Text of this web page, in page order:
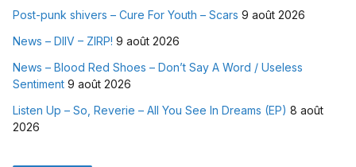
Post-punk shivers – Cure For Youth – Scars 9 août 2026
News – DIIV – ZIRP! 9 août 2026
News – Blood Red Shoes – Don’t Say A Word / Useless
Sentiment 9 août 2026
Listen Up – So, Reverie – All You See In Dreams (EP) 8 août
2026